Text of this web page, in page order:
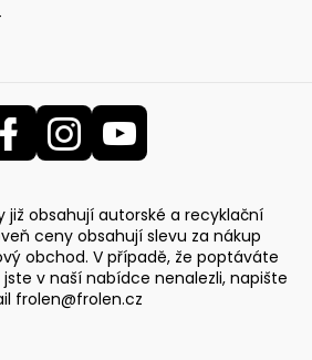
již obsahují autorské a recyklační
ceny obsahují slevu za nákup
obchod. V případě, že poptáváte
v naší nabídce nenalezli, napište
frolen@frolen.cz